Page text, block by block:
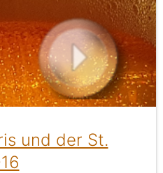
und der St.